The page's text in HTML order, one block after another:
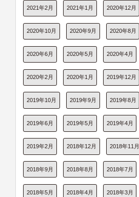
2021年2月 2021年1月 2020年12月
2020年10月 2020年9月 2020年8月
2020年6月 2020年5月 2020年4月
2020年2月 2020年1月 2019年12月
2019年10月 2019年9月 2019年8月
2019年6月 2019年5月 2019年4月
2019年2月 2018年12月 2018年11月
2018年9月 2018年8月 2018年7月
2018年5月 2018年4月 2018年3月